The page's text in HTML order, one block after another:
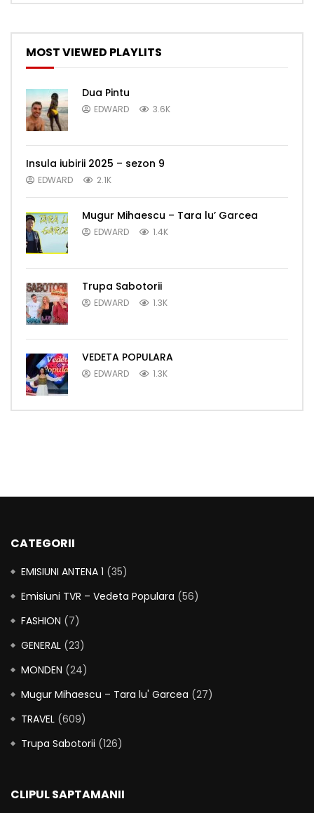
MOST VIEWED PLAYLITS
Dua Pintu
EDWARD 3.6K
Insula iubirii 2025 – sezon 9
EDWARD 2.1K
Mugur Mihaescu – Tara lu’ Garcea
EDWARD 1.4K
Trupa Sabotorii
EDWARD 1.3K
VEDETA POPULARA
EDWARD 1.3K
CATEGORII
EMISIUNI ANTENA 1 (35)
Emisiuni TVR – Vedeta Populara (56)
FASHION (7)
GENERAL (23)
MONDEN (24)
Mugur Mihaescu – Tara lu' Garcea (27)
TRAVEL (609)
Trupa Sabotorii (126)
CLIPUL SAPTAMANII